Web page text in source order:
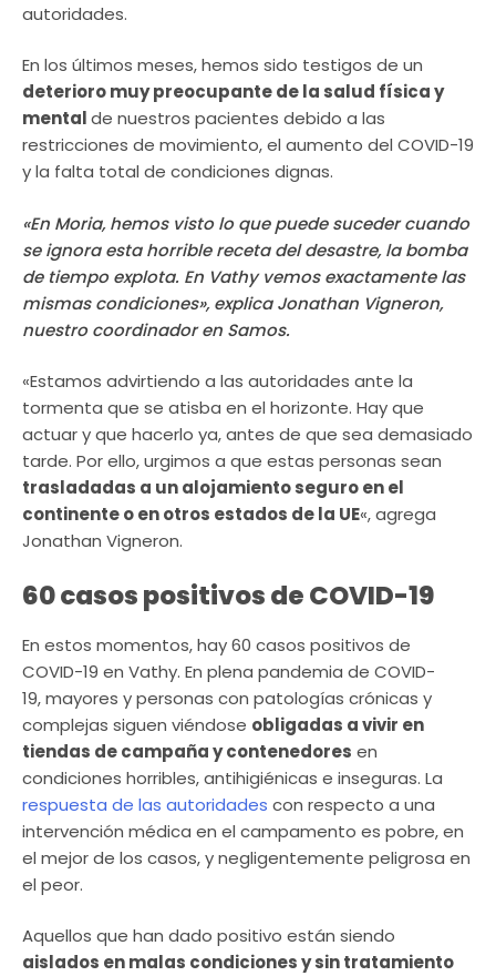
autoridades.
En los últimos meses, hemos sido testigos de un
deterioro muy preocupante de la salud física y
mentalde nuestros pacientes debido a las
restricciones de movimiento, el aumento del COVID-19
y la falta total de condiciones dignas.
«En Moria, hemos visto lo que puede suceder cuando
se ignora esta horrible receta del desastre, la bomba
de tiempo explota. En Vathy vemos exactamente las
mismas condiciones», explica Jonathan Vigneron,
nuestro coordinador en Samos.
«Estamos advirtiendo a las autoridades ante la
tormenta que se atisba en el horizonte. Hay que
actuar y que hacerlo ya, antes de que sea demasiado
tarde. Por ello, urgimos a que estas personas sean
trasladadas a un alojamiento seguro en el
continente o en otros estados de la UE«, agrega
Jonathan Vigneron.
60 casos positivos de COVID-19
En estos momentos, hay 60 casos positivos de
COVID-19 en Vathy. En plena pandemia de COVID-
19, mayores y personas con patologías crónicas y
complejas siguen viéndose obligadas a vivir en
tiendas de campaña y contenedores en
condiciones horribles, antihigiénicas e inseguras. La
respuesta de las autoridades con respecto a una
intervención médica en el campamento es pobre, en
el mejor de los casos, y negligentemente peligrosa en
el peor.
Aquellos que han dado positivo están siendo
aislados en malas condiciones y sin tratamiento